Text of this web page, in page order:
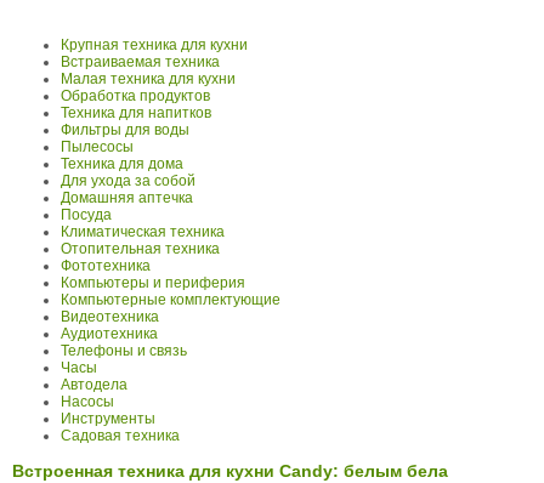
Крупная техника для кухни
Встраиваемая техника
Малая техника для кухни
Обработка продуктов
Техника для напитков
Фильтры для воды
Пылесосы
Техника для дома
Для ухода за собой
Домашняя аптечка
Посуда
Климатическая техника
Отопительная техника
Фототехника
Компьютеры и периферия
Компьютерные комплектующие
Видеотехника
Аудиотехника
Телефоны и связь
Часы
Автодела
Насосы
Инструменты
Садовая техника
Встроенная техника для кухни Candy: белым бела